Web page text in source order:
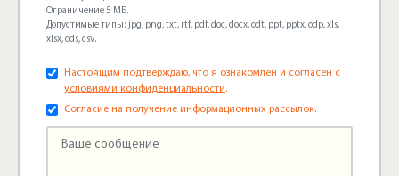
Ограничение 5 МБ.
Допустимые типы: jpg, png, txt, rtf, pdf, doc, docx, odt, ppt, pptx, odp, xls,
xlsx, ods, csv.
Настоящим подтверждаю, что я ознакомлен и согласен с
условиями конфиденциальности.
Согласие на получение информационных рассылок.